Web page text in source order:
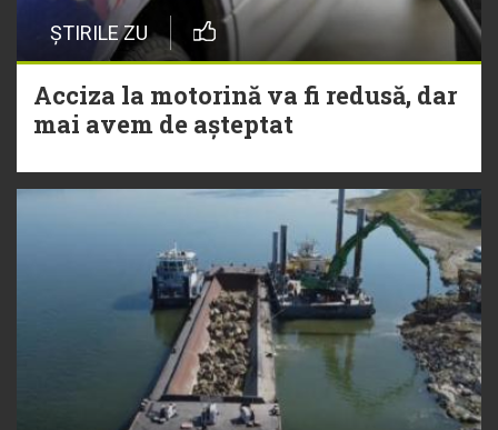
ȘTIRILE ZU
Acciza la motorină va fi redusă, dar
mai avem de așteptat